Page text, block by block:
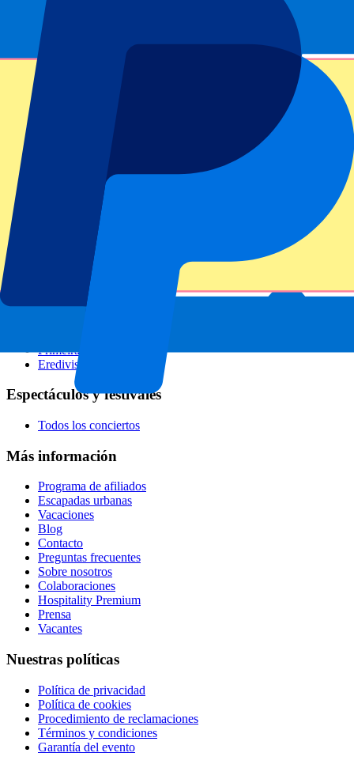
Eventos populares
GP España
GP Países Bajos
Todos los deportes
Ligas de fútbol
Champions League
Premier League
Serie A
Primeira Liga
Eredivisie
Espectáculos y festivales
Todos los conciertos
Más información
Programa de afiliados
Escapadas urbanas
Vacaciones
Blog
Contacto
Preguntas frecuentes
Sobre nosotros
Colaboraciones
Hospitality Premium
Prensa
Vacantes
Nuestras políticas
Política de privacidad
Política de cookies
Procedimiento de reclamaciones
Términos y condiciones
Garantía del evento